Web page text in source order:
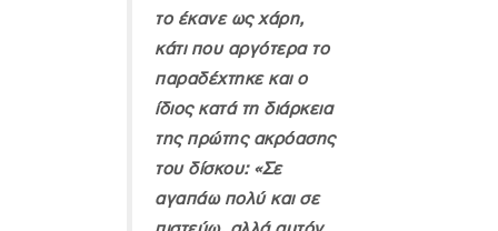
το έκανε ως χάρη,
κάτι που αργότερα το
παραδέχτηκε και ο
ίδιος κατά τη διάρκεια
της πρώτης ακρόασης
του δίσκου: «Σε
αγαπάω πολύ και σε